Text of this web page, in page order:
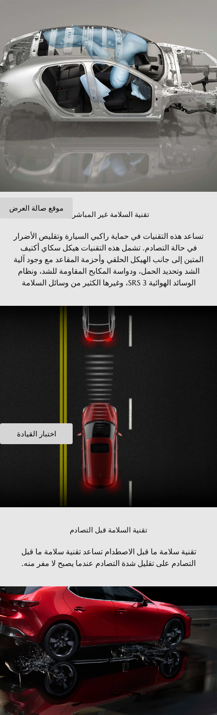
موقع صالة العرض
اختبار القيادة
تقنية السلامة غير المباشرة
تساعد هذه التقنيات في حماية راكبي السيارة وتقليص الأضرار
في حالة التصادم. تشمل هذه التقنيات هيكل سكاي أكتيف
المتين إلى جانب الهيكل الحلقي وأحزمة المقاعد مع وجود آلية
الشد وتحديد الحمل، ودواسة المكابح المقاومة للشد، ونظام
الوسائد الهوائية 3 SRS، وغيرها الكثير من وسائل السلامة
تقنية السلامة قبل التصادم
تقنية سلامة ما قبل الاصطدام تساعد تقنية سلامة ما قبل
التصادم على تقليل شدة التصادم عندما يصبح لا مفر منه.